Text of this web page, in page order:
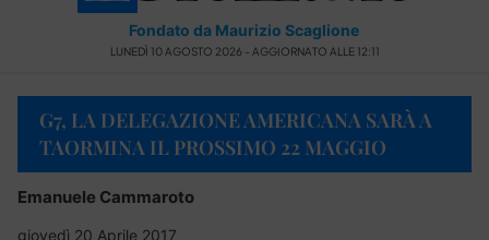
Fondato da Maurizio Scaglione
LUNEDÌ 10 AGOSTO 2026 - AGGIORNATO ALLE 12:11
G7, LA DELEGAZIONE AMERICANA SARÀ A
TAORMINA IL PROSSIMO 22 MAGGIO
Emanuele Cammaroto
giovedì 20 Aprile 2017